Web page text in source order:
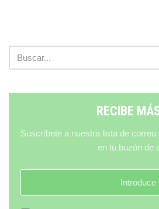
RECIBE
Suscríbete a nuestra lista de
en tu buzón de